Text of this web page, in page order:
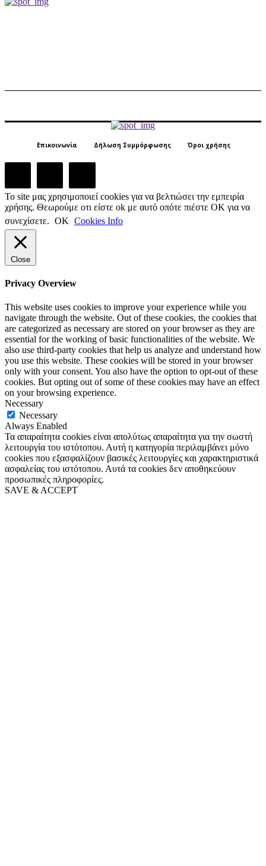
Επικοινωνία Δήλωση Συμμόρφωσης Όροι χρήσης
Το site μας χρησιμοποιεί cookies για να βελτιώσει την εμπειρία
χρήσης. Θεωρούμε οτι είστε ok με αυτό οπότε πιέστε ΟΚ για να
συνεχίσετε. ΟΚ Cookies Info
Close
Privacy Overview
This website uses cookies to improve your experience while you
navigate through the website. Out of these cookies, the cookies that
are categorized as necessary are stored on your browser as they are
essential for the working of basic functionalities of the website. We
also use third-party cookies that help us analyze and understand how
you use this website. These cookies will be stored in your browser
only with your consent. You also have the option to opt-out of these
cookies. But opting out of some of these cookies may have an effect
on your browsing experience.
Necessary
Necessary
Always Enabled
Τα απαραίτητα cookies είναι απολύτως απαραίτητα για την σωστή
λειτουργία του ιστότοπου. Αυτή η κατηγορία περιλαμβάνει μόνο
cookies που εξασφαλίζουν βασικές λειτουργίες και χαρακτηριστικά
ασφαλείας του ιστότοπου. Αυτά τα cookies δεν αποθηκεύουν
προσωπικές πληροφορίες.
SAVE & ACCEPT